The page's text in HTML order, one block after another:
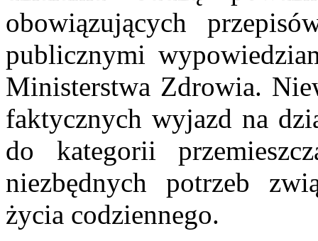
obowiązujących
publicznymi
Ministerstwa Zdrowia.
faktycznych wyjazd na
do kategorii
niezbędnych potrzeb
życia codziennego.